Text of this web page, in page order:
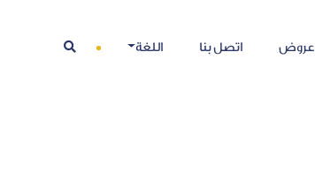
عروض اتصل بنا اللغة